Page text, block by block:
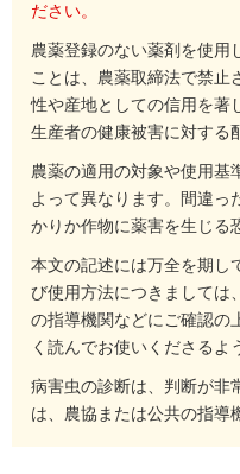
ださい。
農薬登録のない薬剤を使用
ことは、農薬取締法で禁止
性や産地としての信用を著
生産者の健康被害に対する
農薬の適用の対象や使用基
よって異なります。間違っ
かりか作物に薬害を生じる
本文の記述には万全を期し
び使用方法につきましては
の指導機関などにご確認の
く読んでお使いくださるよ
病害虫の診断は、判断が非
は、農協または公共の指導